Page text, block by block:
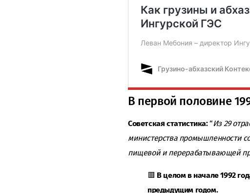
В первой половине
Советская статистика:“Из 29
министерства промышленности
пищевой и перерабатывающей
🟥 В целом в начале 1992
предыдущим годом.